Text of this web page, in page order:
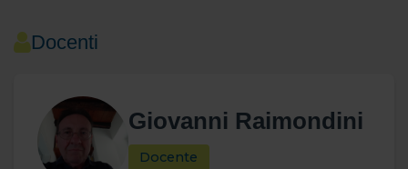
Docenti
Giovanni Raimondini
Docente